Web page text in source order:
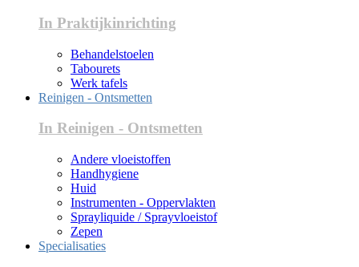
In Praktijkinrichting
Behandelstoelen
Tabourets
Werk tafels
Reinigen - Ontsmetten
In Reinigen - Ontsmetten
Andere vloeistoffen
Handhygiene
Huid
Instrumenten - Oppervlakten
Sprayliquide / Sprayvloeistof
Zepen
Specialisaties